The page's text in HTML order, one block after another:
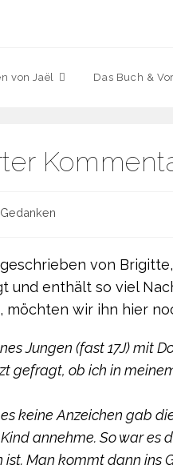
von Jaël Das Buch &
Gedanken
von
und enthält so viel
möchten wir ihn hier
Jungen (fast 17J) mit
gefragt, ob ich in
keine Anzeichen gab
annehme. So war es
ist. Man kommt dann ins